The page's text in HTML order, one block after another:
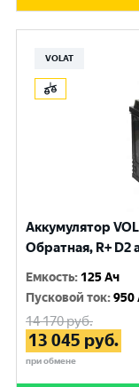
VOLAT
Аккумулятор
Обратная, R+ D2
Емкость: 125 Ач
Пусковой ток:950
14 170руб.
13 045 руб.
при обмене